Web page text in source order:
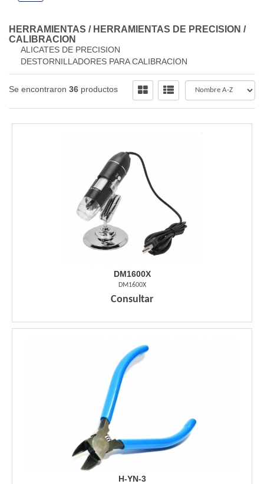
HERRAMIENTAS / HERRAMIENTAS DE PRECISION /
CALIBRACION
ALICATES DE PRECISION
DESTORNILLADORES PARA CALIBRACION
Se encontraron 36 productos
DM1600X
DM1600X
Consultar
H-YN-3